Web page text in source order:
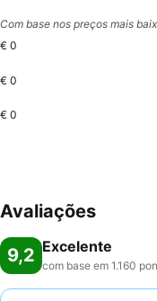
Com base nos preços mais
€ 0
€ 0
€ 0
Avaliações
9,2 Excelente
com base em 1.160